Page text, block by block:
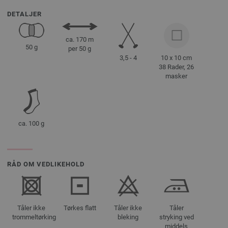
DETALJER
50 g
ca. 170 m
per 50 g
3,5 - 4
10 x 10 cm
38 Rader, 26
masker
ca. 100 g
RÅD OM VEDLIKEHOLD
Tåler ikke
trommeltørking
Tørkes flatt
Tåler ikke
bleking
Tåler
stryking ved
middels